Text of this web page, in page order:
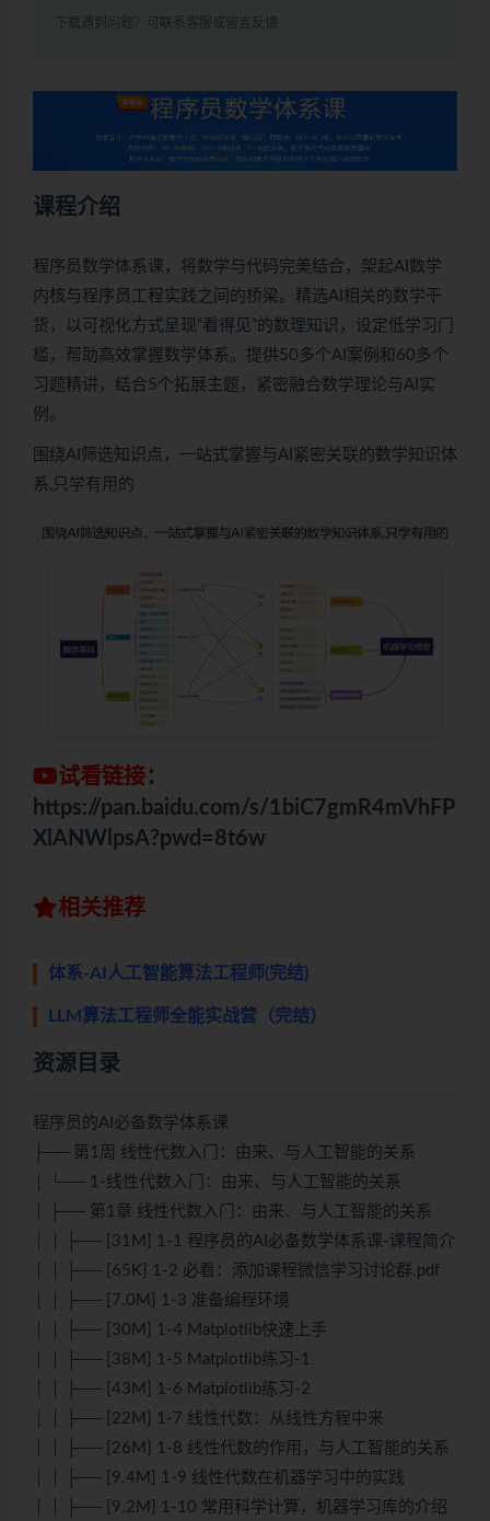
下载遇到问题？可联系客服或留言反馈
课程介绍
程序员数学体系课，将数学与代码完美结合，架起AI数学
内核与程序员工程实践之间的桥梁。精选AI相关的数学干
货，以可视化方式呈现“看得见”的数理知识，设定低学习门
槛，帮助高效掌握数学体系。提供50多个AI案例和60多个
习题精讲，结合5个拓展主题，紧密融合数学理论与AI实
例。
围绕AI筛选知识点，一站式掌握与AI紧密关联的数学知识体
系,只学有用的
试看链接：
https://pan.baidu.com/s/1biC7gmR4mVhFP
XlANWlpsA?pwd=8t6w
相关推荐
体系-AI人工智能算法工程师(完结)
LLM算法工程师全能实战营（完结）
资源目录
程序员的AI必备数学体系课
├── 第1周 线性代数入门：由来、与人工智能的关系
│ └── 1-线性代数入门：由来、与人工智能的关系
│ ├── 第1章 线性代数入门：由来、与人工智能的关系
│ │ ├── [31M] 1-1 程序员的AI必备数学体系课-课程简介
│ │ ├── [65K] 1-2 必看：添加课程微信学习讨论群.pdf
│ │ ├── [7.0M] 1-3 准备编程环境
│ │ ├── [30M] 1-4 Matplotlib快速上手
│ │ ├── [38M] 1-5 Matplotlib练习-1
│ │ ├── [43M] 1-6 Matplotlib练习-2
│ │ ├── [22M] 1-7 线性代数：从线性方程中来
│ │ ├── [26M] 1-8 线性代数的作用，与人工智能的关系
│ │ ├── [9.4M] 1-9 线性代数在机器学习中的实践
│ │ ├── [9.2M] 1-10 常用科学计算，机器学习库的介绍